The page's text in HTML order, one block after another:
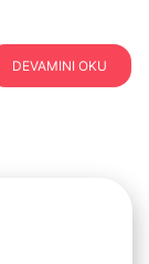
DEVAMINI OKU